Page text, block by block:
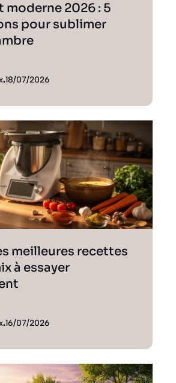
moderne 2026 : 5
pour sublimer
.18/07/2026
meilleures recettes
à essayer
.16/07/2026